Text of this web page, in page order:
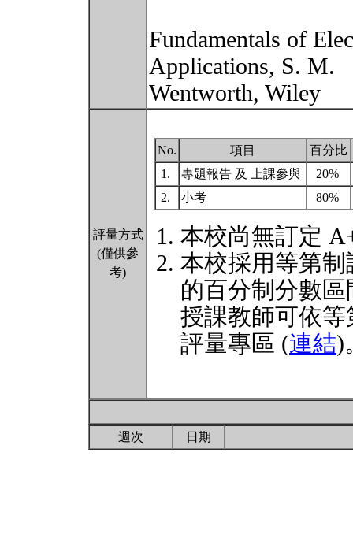
Fundamentals of
Applications, S. M.
Wentworth, Wiley
評量方式
(僅供參
考)
No. 項目
百分比
1.
專題報告 及 上課參與
20%
2.
小考 80%
本校尚無訂定
本校採用等第
的百分制分數
授課教師可依
評量專區 (連結)
週次 日期